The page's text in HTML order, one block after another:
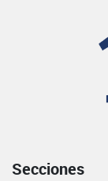
Secciones